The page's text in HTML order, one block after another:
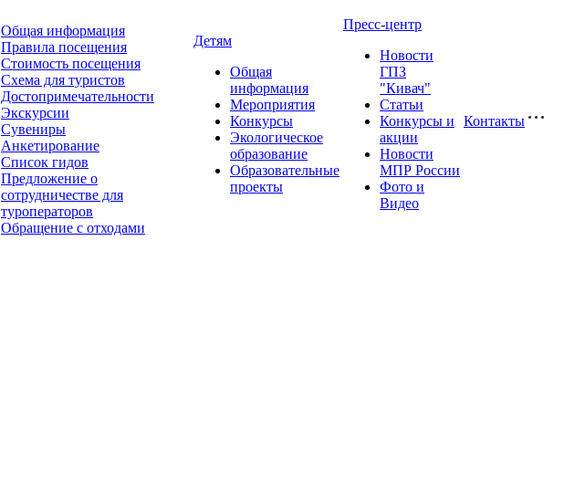
Общая информация
Правила посещения
Стоимость посещения
Схема для туристов
Достопримечательности
Экскурсии
Сувениры
Анкетирование
Список гидов
Предложение о
сотрудничестве для
туроператоров
Обращение с отходами
Детям
Общая
информация
Мероприятия
Конкурсы
Экологическое
образование
Образовательные
проекты
Пресс-центр
Новости
ГПЗ
"Кивач"
Статьи
Конкурсы и
акции
Новости
МПР России
Фото и
Видео
Контакты